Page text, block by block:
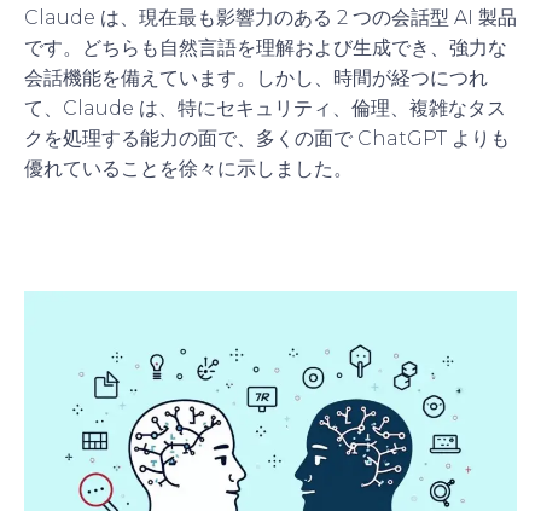
Claude は、現在最も影響力のある 2 つの会話型 AI 製品
です。どちらも自然言語を理解および生成でき、強力な
会話機能を備えています。しかし、時間が経つにつれ
て、Claude は、特にセキュリティ、倫理、複雑なタス
クを処理する能力の面で、多くの面で ChatGPT よりも
優れていることを徐々に示しました。